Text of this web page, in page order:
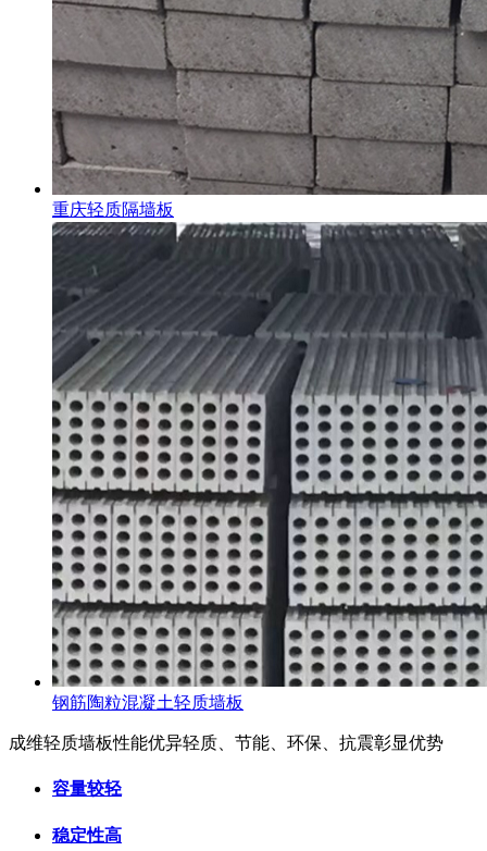
重庆轻质隔墙板
钢筋陶粒混凝土轻质墙板
成维轻质墙板性能优异轻质、节能、环保、抗震彰显优势
容量较轻
稳定性高